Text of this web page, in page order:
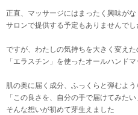
正直、マッサージにはまったく興味がな
サロンで提供する予定もありませんでし
ですが、わたしの気持ちを大きく変えた
「エラスチン」を使ったオールハンド
肌の奥に届く成分、ふっくらと弾むよう
「この良さを、自分の手で届けてみたい
そんな想いが初めて芽生えました